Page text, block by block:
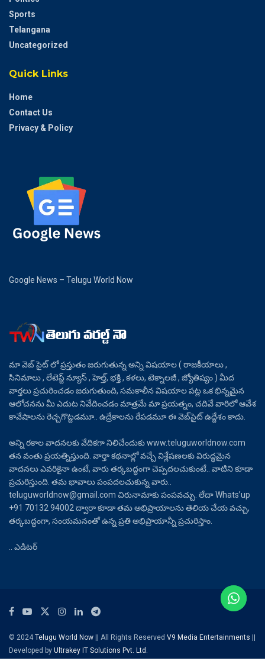
Sports
Telangana
Uncategorized
Quick Links
Home
Contact Us
Privacy & Policy
Google News – Telugu World Now
మా వెబ్ సైట్ లో ప్రస్తుతం జరుగుతున్న అన్ని విషయాల ( రాజకీయాలు ,
సినిమాలు , లేటెస్ట్ న్యూస్ , హెల్త్, భక్తి , కళలు, టెక్నాలజీ , జ్యోతిష్యం ) మీద
వార్తలు ప్రచురించడం జరుగుతుంది, సమకాలీన విషయాల పట్ల ఒక భిన్నమైన
ఆలోచనను మీ ఎదుట నివేదించడం మాత్రమే మా ప్రయత్నం, చదివే వారిలో ఆవేశ
కావేషాలను రెచ్చగొట్టడమూ.. ఉద్రేకాలను రేపడమూ ఈ వెబ్‌సైట్ ఉద్దేశం కాదు.
అన్ని రకాల వాదనలకు వేదికగా నిలిచేందుకు www.teluguworldnow.com
తన వంతు ప్రయత్నిస్తుంది. వార్తా కథనాల్లో వచ్చే విశ్లేషణలకు విరుద్ధమైన
వాదనలు ఎవరికైనా ఉంటే, వారు తర్కబద్ధంగా చెప్పదలచుకుంటే.. వాటిని కూడా
ప్రచురిస్తుంది. తమ భావాలు పంపదలచుకున్న వారు..
teluguworldnow@gmail.com చిరునామాకు పంపవచ్చు. లేదా Whats’up
+91 70132 94002 ద్వారా కూడా తమ అభిప్రాయాలను తెలియ చేయ వచ్చు,
తర్కబద్ధంగా, సంయమనంతో ఉన్న ప్రతి అభిప్రాయాన్నీ ప్రచురిస్తాం.
.. ఎడిటర్
© 2024Telugu World Now || All Rights Reserved V9 Media Entertainments ||
Developed by Ultrakey IT Solutions Pvt. Ltd.